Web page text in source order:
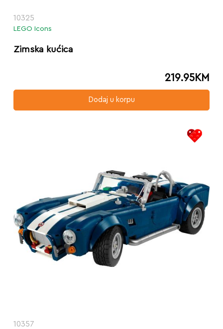
10325
LEGO Icons
Zimska kućica
219.95KM
Dodaj u korpu
10357